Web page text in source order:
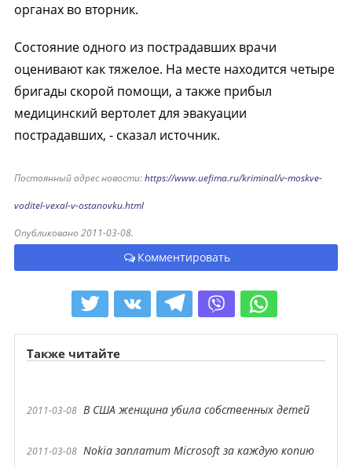
органах во вторник.
Состояние одного из пострадавших врачи
оценивают как тяжелое. На месте находится четыре
бригады скорой помощи, а также прибыл
медицинский вертолет для эвакуации
пострадавших, - сказал источник.
Постоянный адрес новости:https://www.uefima.ru/kriminal/v-moskve-
voditel-vexal-v-ostanovku.html
Опубликовано 2011-03-08.
Комментировать
Также читайте
2011-03-08 В США женщина убила собственных детей
2011-03-08 Nokia заплатит Microsoft за каждую копию